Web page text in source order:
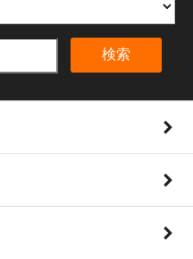
検索